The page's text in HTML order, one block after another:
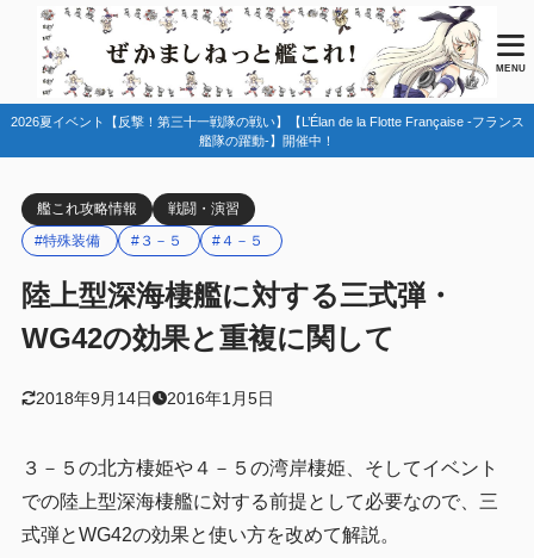
MENU
2026夏イベント【反撃！第三十一戦隊の戦い】【L’Élan de la Flotte Française -フランス
艦隊の躍動-】開催中！
艦これ攻略情報
戦闘・演習
#特殊装備
#３－５ #４－５
陸上型深海棲艦に対する三式弾・
WG42の効果と重複に関して
2018年9月14日 2016年1月5日
３－５の北方棲姫や４－５の湾岸棲姫、そしてイベント
での陸上型深海棲艦に対する前提として必要なので、三
式弾とWG42の効果と使い方を改めて解説。
目次
1 陸上型深海棲艦の特徴
1.2 装甲とHPが非常に高い
1.4 艦爆無効
1.4.1 なぜ艦爆は攻撃できないのか
1.5 損害の表記が小破/中破/大破/轟沈→混乱/損害/損壊/破壊
対地兵装を活用しよう